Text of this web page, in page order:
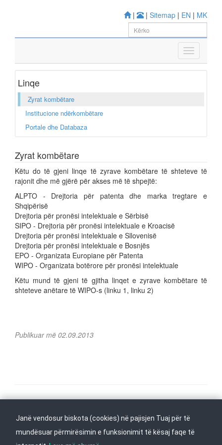
| | Sitemap | EN | MK
Linqe
Zyrat kombëtare
Institucione ndërkombëtare
Portale dhe Databaza
Zyrat kombëtare
Këtu do të gjeni linqe të zyrave kombëtare të shteteve të
rajonit dhe më gjërë për akses më të shpejtë:
ALPTO - Drejtoria për patenta dhe marka tregtare e
Shqipërisë
Drejtoria për pronësi intelektuale e Sërbisë
SIPO - Drejtoria për pronësi intelektuale e Kroacisë
Drejtoria për pronësi intelektuale e Sllovenisë
Drejtoria për pronësi intelektuale e Bosnjës
EPO - Organizata Europiane për Patenta
WIPO - Organizata botërore për pronësi intelektuale
Këtu mund të gjeni të gjitha linqet e zyrave kombëtare të
shteteve anëtare të WIPO-s (linku 1, linku 2)
Publikuar më 02.09.2013
Kthehu në fillim Na ndiqni në
Janë vendosur biskota (cookies) në pajisjen Tuaj për të
mundësuar përmirësimin e funksionimit të kësaj faqe të